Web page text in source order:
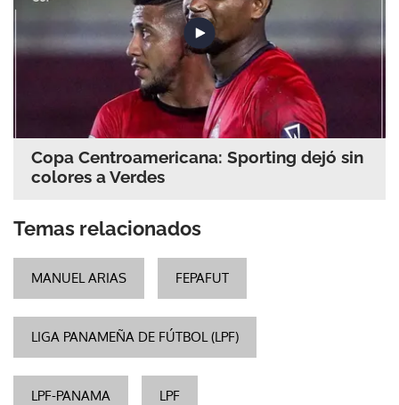
Copa Centroamericana: Sporting dejó sin
colores a Verdes
Temas relacionados
MANUEL ARIAS FEPAFUT
LIGA PANAMEÑA DE FÚTBOL (LPF)
LPF-PANAMA LPF